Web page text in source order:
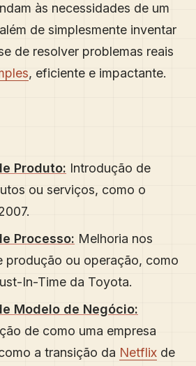
às necessidades de um
de simplesmente inventar
de resolver problemas reais
, eficiente e impactante.
Produto: Introdução de
ou serviços, como o
Processo: Melhoria nos
produção ou operação, como
In-Time da Toyota.
Modelo de Negócio:
de como uma empresa
a transição da Netflix de